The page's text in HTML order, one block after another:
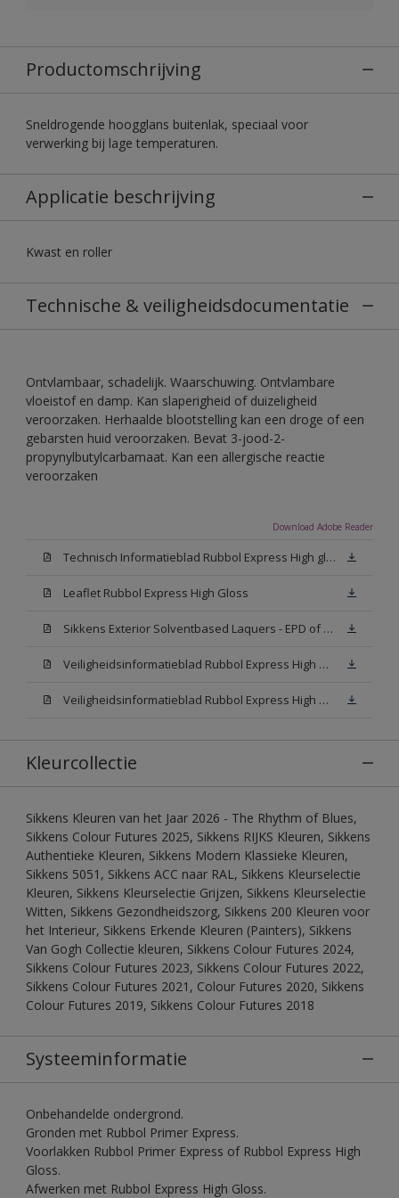
Productomschrijving
Sneldrogende hoogglans buitenlak, speciaal voor
verwerking bij lage temperaturen.
Applicatie beschrijving
Kwast en roller
Technische & veiligheidsdocumentatie
Ontvlambaar, schadelijk. Waarschuwing. Ontvlambare
vloeistof en damp. Kan slaperigheid of duizeligheid
veroorzaken. Herhaalde blootstelling kan een droge of een
gebarsten huid veroorzaken. Bevat 3-jood-2-
propynylbutylcarbamaat. Kan een allergische reactie
veroorzaken
Download Adobe Reader
Technisch Informatieblad Rubbol Express High gloss (New Livery) (PDF)
Leaflet Rubbol Express High Gloss
Sikkens Exterior Solventbased Laquers - EPD of Milieuproductverklaring
Veiligheidsinformatieblad Rubbol Express High Gloss W05 (MSDS)
Veiligheidsinformatieblad Rubbol Express High Gloss N00 (MSDS)
Kleurcollectie
Sikkens Kleuren van het Jaar 2026 - The Rhythm of Blues,
Sikkens Colour Futures 2025, Sikkens RIJKS Kleuren, Sikkens
Authentieke Kleuren, Sikkens Modern Klassieke Kleuren,
Sikkens 5051, Sikkens ACC naar RAL, Sikkens Kleurselectie
Kleuren, Sikkens Kleurselectie Grijzen, Sikkens Kleurselectie
Witten, Sikkens Gezondheidszorg, Sikkens 200 Kleuren voor
het Interieur, Sikkens Erkende Kleuren (Painters), Sikkens
Van Gogh Collectie kleuren, Sikkens Colour Futures 2024,
Sikkens Colour Futures 2023, Sikkens Colour Futures 2022,
Sikkens Colour Futures 2021, Colour Futures 2020, Sikkens
Colour Futures 2019, Sikkens Colour Futures 2018
Systeeminformatie
Onbehandelde ondergrond.
Gronden met Rubbol Primer Express.
Voorlakken Rubbol Primer Express of Rubbol Express High
Gloss.
Afwerken met Rubbol Express High Gloss.